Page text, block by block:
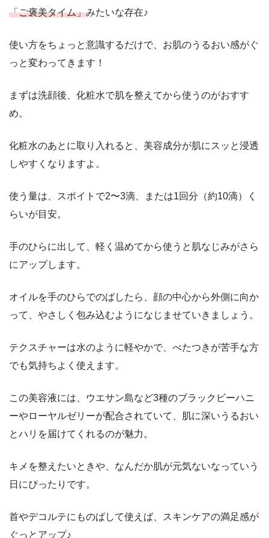
「ご褒美タイム」みたいな存在♪
使い方をちょっと意識するだけで、お肌のうるおい感がぐ
っと変わってきます！
まずは洗顔後、化粧水で肌を整えてから使うのがおすす
め。
化粧水のあとに取り入れると、美容成分が肌にスッと浸透
しやすくなりますよ。
使う量は、スポイトで2〜3滴、または1回分（約10滴）く
らいが目安。
手のひらに出して、軽く温めてから使うと肌なじみがさら
にアップします。
オイルを手のひらでのばしたら、顔の中心から外側に向か
って、やさしく包み込むようになじませていきましょう。
テクスチャーは水のように軽やかで、べたつきが苦手な方
でも気持ちよく使えます。
この美容液には、ウエサン島など3種のブラックビーハニ
ーやローヤルゼリーが配合されていて、肌に深いうるおい
とハリを届けてくれるのが魅力。
キメを整えたいときや、なんだか肌が元気ないなっていう
日にぴったりです。
首やデコルテにものばして使えば、スキンケアの満足感が
ぐっとアップ♪